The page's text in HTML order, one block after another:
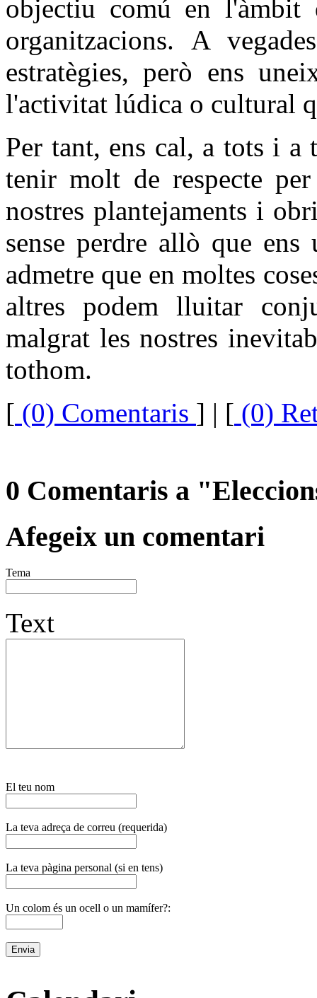
objectiu comú en l'àmbit
organitzacions. A
estratègies, però ens
l'activitat lúdica o cultural
Per tant, ens cal, a tots i a
tenir molt de respecte
nostres plantejaments i
sense perdre allò que ens
admetre que en moltes
altres podem lluitar
malgrat les nostres
tothom.
[ (0) Comentaris ] | [ (0)
0 Comentaris a
Afegeix un comentari
Tema
Text
El teu nom
La teva adreça de correu (requerida)
La teva pàgina personal (si en tens)
Un colom és un ocell o un mamífer?: